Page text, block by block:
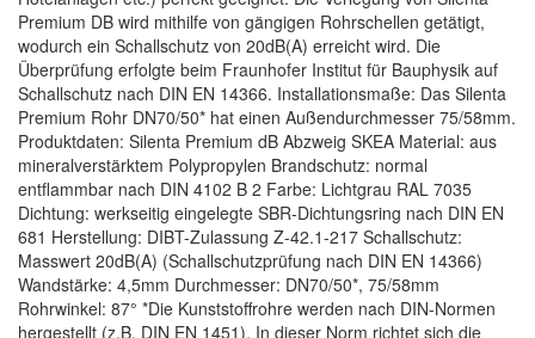
Premium DB wird mithilfe von gängigen Rohrschellen getätigt,
wodurch ein Schallschutz von 20dB(A) erreicht wird. Die
Überprüfung erfolgte beim Fraunhofer Institut für Bauphysik auf
Schallschutz nach DIN EN 14366. Installationsmaße: Das Silenta
Premium Rohr DN70/50* hat einen Außendurchmesser 75/58mm.
Produktdaten: Silenta Premium dB Abzweig SKEA Material: aus
mineralverstärktem Polypropylen Brandschutz: normal
entflammbar nach DIN 4102 B 2 Farbe: Lichtgrau RAL 7035
Dichtung: werkseitig eingelegte SBR-Dichtungsring nach DIN EN
681 Herstellung: DIBT-Zulassung Z-42.1-217 Schallschutz:
Masswert 20dB(A) (Schallschutzprüfung nach DIN EN 14366)
Wandstärke: 4,5mm Durchmesser: DN70/50*, 75/58mm
Rohrwinkel: 87° *Die Kunststoffrohre werden nach DIN-Normen
hergestellt (z.B. DIN EN 1451). In dieser Norm richtet sich die